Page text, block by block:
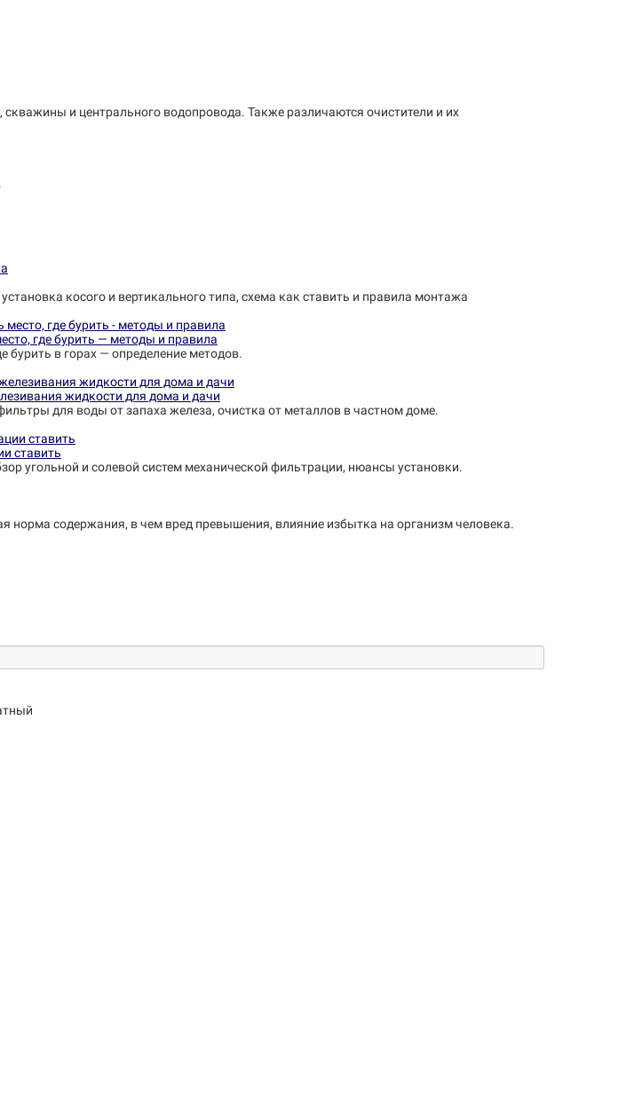
и центрального водопровода. Также различаются очистители и их
косого и вертикального типа, схема как ставить и правила монтажа
где бурить — методы и правила
бурить в горах — определение методов.
жидкости для дома и дачи
для воды от запаха железа, очистка от металлов в частном доме.
ставить
угольной и солевой систем механической фильтрации, нюансы установки.
норма содержания, в чем вред превышения, влияние избытка на организм человека.